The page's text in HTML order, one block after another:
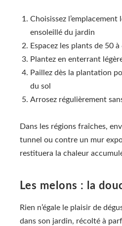
Choisissez l’emplacement
ensoleillé du jardin
Espacez les plants de 50
Plantez en enterrant
Paillez dès la plantation
du sol
Arrosez régulièrement
Dans les régions fraîches,
tunnel ou contre un mur
restituera la chaleur
Les melons : la
Rien n’égale le plaisir de
dans son jardin, récolté à